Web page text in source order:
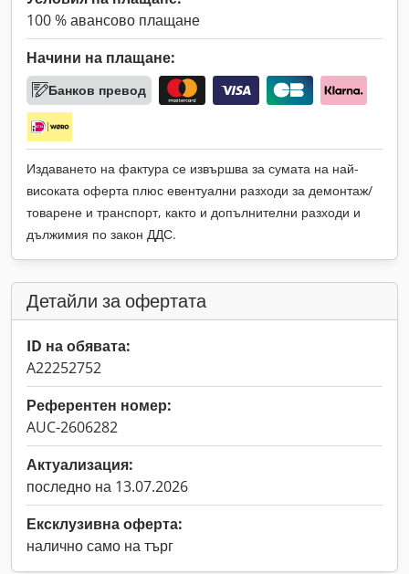
100 % авансово плащане
Начини на плащане:
Банков превод
Издаването на фактура се извършва за сумата на най-
високата оферта плюс евентуални разходи за демонтаж/
товарене и транспорт, както и допълнителни разходи и
дължимия по закон ДДС.
Детайли за офертата
ID на обявата:
A22252752
Референтен номер:
AUC-2606282
Актуализация:
последно на 13.07.2026
Ексклузивна оферта:
налично само на търг